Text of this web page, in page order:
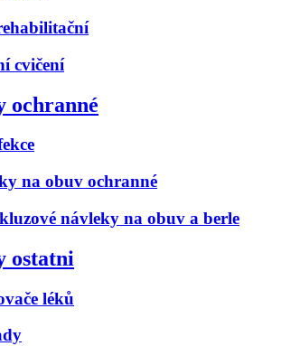
cvičení
ochranné
na obuv ochranné
návleky na obuv a berle
ostatni
léků